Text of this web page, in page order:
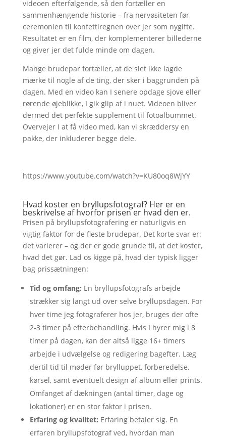
videoen efterfølgende, så den fortæller en
sammenhængende historie – fra nervøsiteten før
ceremonien til konfettiregnen over jer som nygifte.
Resultatet er en film, der komplementerer billederne
og giver jer det fulde minde om dagen.
Mange brudepar fortæller, at de slet ikke lagde
mærke til nogle af de ting, der sker i baggrunden på
dagen. Med en video kan I senere opdage sjove eller
rørende øjeblikke, I gik glip af i nuet. Videoen bliver
dermed det perfekte supplement til fotoalbummet.
Overvejer I at få video med, kan vi skræddersy en
pakke, der inkluderer begge dele.
https://www.youtube.com/watch?v=KU80oq8WjYY
Hvad koster en bryllupsfotograf? Her er en
beskrivelse af hvorfor prisen er hvad den er.
Prisen på bryllupsfotografering er naturligvis en
vigtig faktor for de fleste brudepar. Det korte svar er:
det varierer – og der er gode grunde til, at det koster,
hvad det gør. Lad os kigge på, hvad der typisk ligger
bag prissætningen:
Tid og omfang: En bryllupsfotografs arbejde
strækker sig langt ud over selve bryllupsdagen. For
hver time jeg fotograferer hos jer, bruges der ofte
2-3 timer på efterbehandling. Hvis I hyrer mig i 8
timer på dagen, kan der altså ligge 16+ timers
arbejde i udvælgelse og redigering bagefter. Læg
dertil tid til møder før brylluppet, forberedelse,
kørsel, samt eventuelt design af album eller prints.
Omfanget af dækningen (antal timer, dage og
lokationer) er en stor faktor i prisen.
Erfaring og kvalitet: Erfaring betaler sig. En
erfaren bryllupsfotograf ved, hvordan man